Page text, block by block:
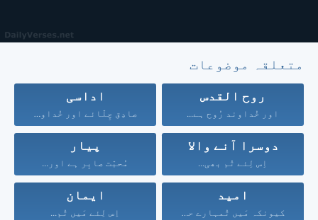
متعلقہ موضوعات
روح القدس
اور خُداوند رُوح ہے...
اداسی
صادِق چِلّائے اور خُداوند...
دوسرا آنے والا
اِس لِئے تُم بھی...
پیار
مُحبّت صابِر ہے اور...
امید
کیونکہ مَیں تُمہارے حق...
ایمان
اِس لِئے مَیں تُم...